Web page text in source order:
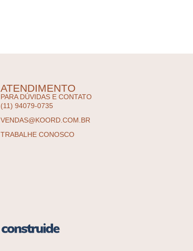
ATENDIMENTO
PARA DÚVIDAS E CONTATO
(11) 94079-0735
VENDAS@KOORD.COM.BR
TRABALHE CONOSCO